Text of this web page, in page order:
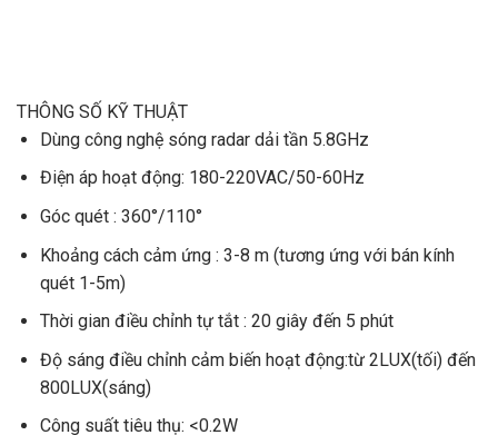
THÔNG SỐ KỸ THUẬT
Dùng công nghệ sóng radar dải tần 5.8GHz
Điện áp hoạt động: 180-220VAC/50-60Hz
Góc quét : 360°/110°
Khoảng cách cảm ứng : 3-8 m (tương ứng với bán kính
quét 1-5m)
Thời gian điều chỉnh tự tắt : 20 giây đến 5 phút
Độ sáng điều chỉnh cảm biến hoạt động:từ 2LUX(tối) đến
800LUX(sáng)
Công suất tiêu thụ: <0.2W